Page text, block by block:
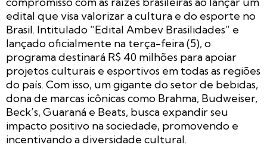
edital que visa valorizar a cultura e do esporte no
Brasil. Intitulado “Edital Ambev Brasilidades” e
lançado oficialmente na terça-feira (5), o
programa destinará R$ 40 milhões para apoiar
projetos culturais e esportivos em todas as regiões
do país. Com isso, um gigante do setor de bebidas,
dona de marcas icônicas como Brahma, Budweiser,
Beck’s, Guaraná e Beats, busca expandir seu
impacto positivo na sociedade, promovendo e
incentivando a diversidade cultural.